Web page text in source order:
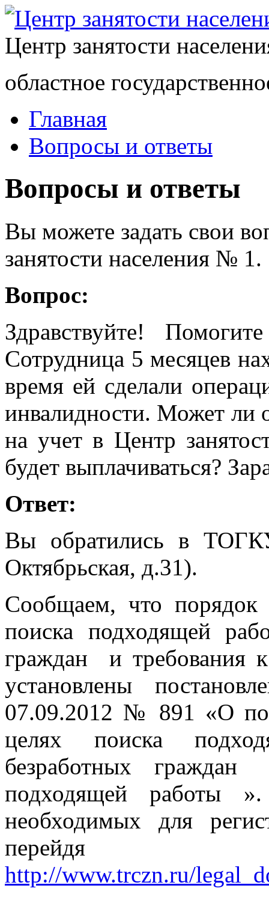
Центр занятости
областное
Главная
Вопросы и ответы
Вопросы и ответы
Вы можете задать свои
занятости населения № 1.
Вопрос:
Здравствуйте!
Сотрудница 5 месяцев
время ей сделали
инвалидности. Может ли
на учет в Центр
будет выплачиваться?
Ответ:
Вы обратились в
Октябрьская, д.31).
Сообщаем, что порядок
поиска подходящей
граждан и требования
установлены
07.09.2012 № 891 «О
целях поиска
безработных
подходящей работы
необходимых для
перейдя
http://www.trczn.ru/